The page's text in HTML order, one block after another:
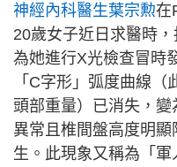
神經內科醫生葉宗勲在
20歲女子近日求醫時
為她進行X光檢查冒時
「C字形」弧度曲線
頭部重量）已消失，變
異常且椎間盤高度明
生。此現象又稱為「